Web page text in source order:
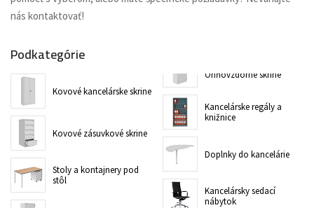
nás kontaktovať!
Podkategórie
Kovové kancelárske skrine
Kovové zásuvkové skrine
Stoly a kontajnery pod
stôl
Ohňovzdorné skrine
Kancelárske regály a
knižnice
Doplnky do kancelárie
Kancelársky sedací
nábytok